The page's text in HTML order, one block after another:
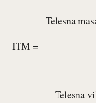
Telesna
ITM =
Telesna